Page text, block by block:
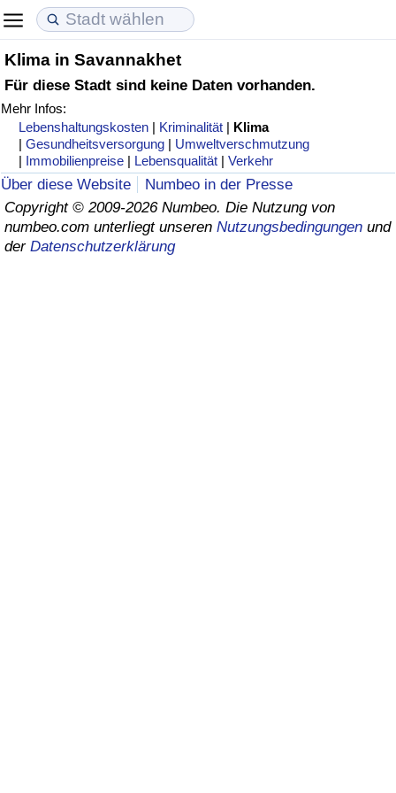
Klima in Savannakhet
Für diese Stadt sind keine Daten vorhanden.
Mehr Infos:
Lebenshaltungskosten | Kriminalität | Klima
|Gesundheitsversorgung | Umweltverschmutzung
| Immobilienpreise | Lebensqualität |Verkehr
Über diese Website
Numbeo in der Presse
Copyright © 2009-2026 Numbeo. Die Nutzung von
numbeo.com unterliegt unseren Nutzungsbedingungen und
der Datenschutzerklärung
Lebenshaltungskosten
Lebenshaltungskosten-Index (aktuell)
Lebenshaltungskosten-Index
Lebenshaltungskosten-Index nach Land
in Akaba
Immobilienpreise
Immobilienpreis-Index (aktuell)
Immobilienpreis-Index
Immobilienpreis-Index nach Land
Lebensqualität
Lebensqualität-Index
Lebensqualität-Index (aktuell)
Lebensqualitätsindex nach Land
Kriminalität